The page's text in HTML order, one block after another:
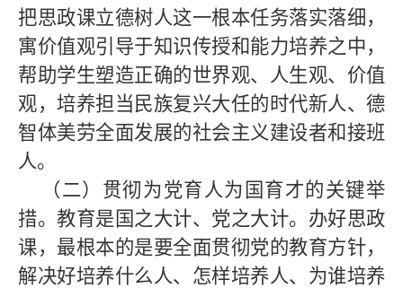
把思政课立德树人这一根本任务落实落细，
寓价值观引导于知识传授和能力培养之中，
帮助学生塑造正确的世界观、人生观、价值
观，培养担当民族复兴大任的时代新人、德
智体美劳全面发展的社会主义建设者和接班
人。
（二）贯彻为党育人为国育才的关键举
措。教育是国之大计、党之大计。办好思政
课，最根本的是要全面贯彻党的教育方针，
解决好培养什么人、怎样培养人、为谁培养